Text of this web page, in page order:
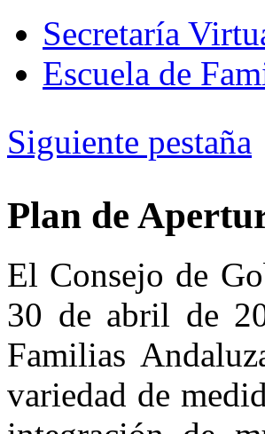
Secretaría
Escuela de
Siguiente pestaña
Plan de
El Consejo de
30 de abril de
Familias
variedad de